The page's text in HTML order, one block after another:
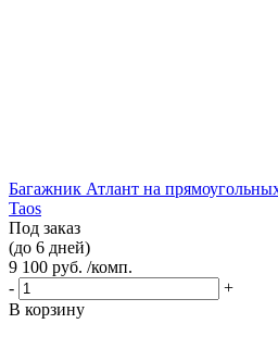
Багажник Атлант на
Taos
Под заказ
(до 6 дней)
9 100 руб. /комп.
-
+
В корзину